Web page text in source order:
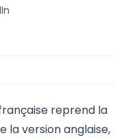
reprend la
la version anglaise,